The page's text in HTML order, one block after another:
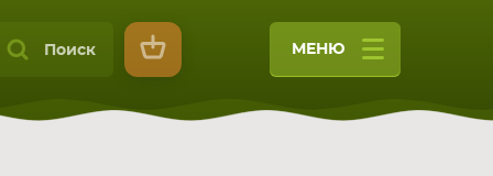
Поиск МЕНЮ